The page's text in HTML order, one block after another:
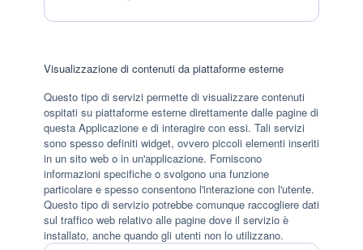
Visualizzazione di contenuti da piattaforme esterne
Questo tipo di servizi permette di visualizzare contenuti
ospitati su piattaforme esterne direttamente dalle pagine di
questa Applicazione e di interagire con essi. Tali servizi
sono spesso definiti widget, ovvero piccoli elementi inseriti
in un sito web o in un'applicazione. Forniscono
informazioni specifiche o svolgono una funzione
particolare e spesso consentono l'interazione con l'utente.
Questo tipo di servizio potrebbe comunque raccogliere dati
sul traffico web relativo alle pagine dove il servizio è
installato, anche quando gli utenti non lo utilizzano.